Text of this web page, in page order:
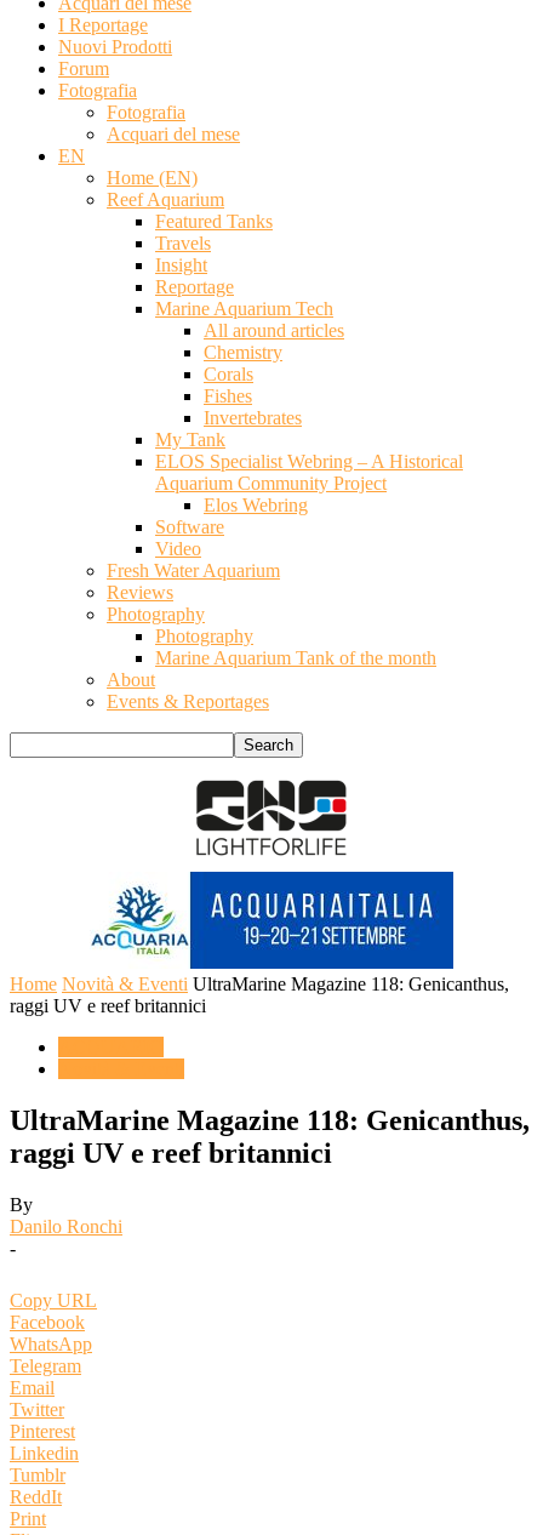
I Reportage
Nuovi Prodotti
Forum
Fotografia
Fotografia
Acquari del mese
EN
Home (EN)
Reef Aquarium
Featured Tanks
Travels
Insight
Reportage
Marine Aquarium Tech
All around articles
Chemistry
Corals
Fishes
Invertebrates
My Tank
ELOS Specialist Webring – A Historical
Aquarium Community Project
Elos Webring
Software
Video
Fresh Water Aquarium
Reviews
Photography
Photography
Marine Aquarium Tank of the month
About
Events & Reportages
Home Novità & Eventi UltraMarine Magazine 118: Genicanthus,
raggi UV e reef britannici
UltraMarine Magazine 118: Genicanthus,
raggi UV e reef britannici
By
Danilo Ronchi
-
Copy URL
Facebook
WhatsApp
Telegram
Email
Twitter
Pinterest
Linkedin
Tumblr
ReddIt
Print